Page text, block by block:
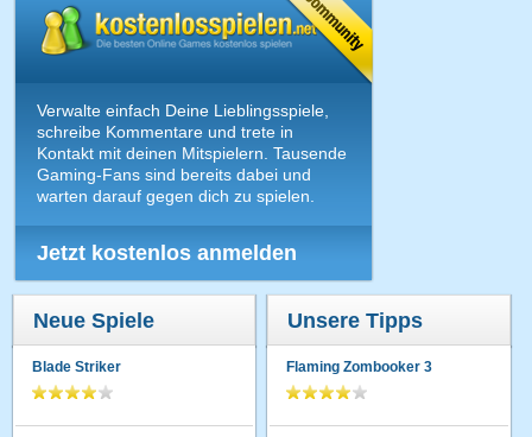
Verwalte einfach Deine Lieblingsspiele,
schreibe Kommentare und trete in
Kontakt mit deinen Mitspielern. Tausende
Gaming-Fans sind bereits dabei und
warten darauf gegen dich zu spielen.
Jetzt kostenlos anmelden
Neue Spiele
Blade Striker
Unsere Tipps
Flaming Zombooker 3